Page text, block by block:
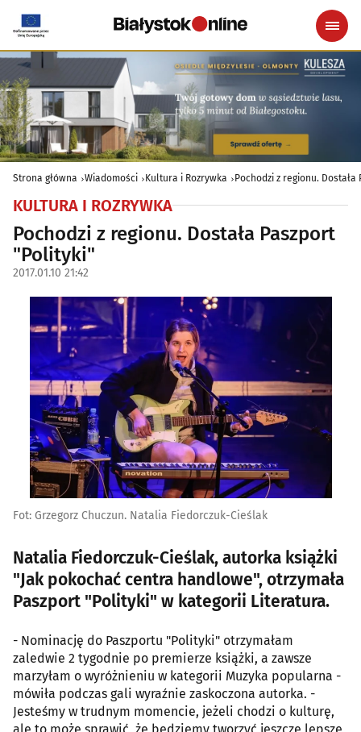
Strona główna Wiadomości Kultura i Rozrywka Pochodzi z regionu. Dostała
KULTURA I ROZRYWKA
Pochodzi z regionu. Dostała Paszport
"Polityki"
2017.01.10 21:42
Fot: Grzegorz Chuczun. Natalia Fiedorczuk-Cieślak
Natalia Fiedorczuk-Cieślak, autorka książki
"Jak pokochać centra handlowe", otrzymała
Paszport "Polityki" w kategorii Literatura.
- Nominację do Paszportu "Polityki" otrzymałam
zaledwie 2 tygodnie po premierze książki, a zawsze
marzyłam o wyróżnieniu w kategorii Muzyka popularna -
mówiła podczas gali wyraźnie zaskoczona autorka. -
Jesteśmy w trudnym momencie, jeżeli chodzi o kulturę,
ale to może sprawić, że będziemy tworzyć jeszcze lepsze